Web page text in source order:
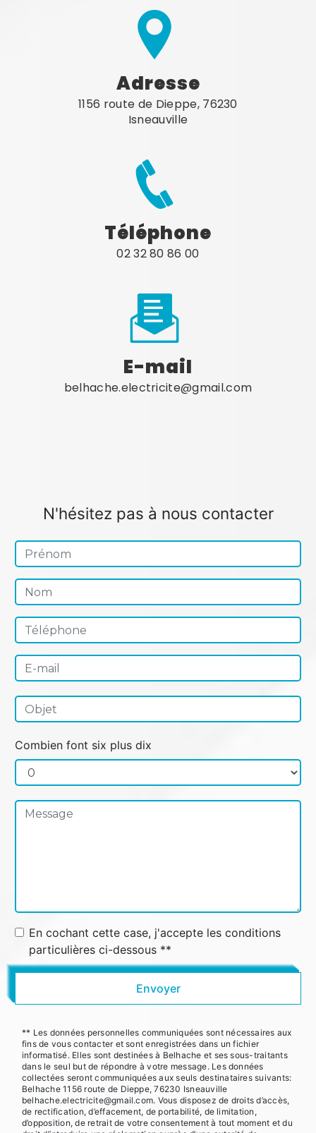
Adresse
1156 route de Dieppe, 76230
Isneauville
Téléphone
02 32 80 86 00
E-mail
belhache.electricite@gmail.com
N'hésitez pas à nous contacter
Combien font six plus dix
En cochant cette case, j'accepte les conditions
particulières ci-dessous **
Envoyer
** Les données personnelles communiquées sont nécessaires aux
fins de vous contacter et sont enregistrées dans un fichier
informatisé. Elles sont destinées à Belhache et ses sous-traitants
dans le seul but de répondre à votre message. Les données
collectées seront communiquées aux seuls destinataires suivants:
Belhache 1156 route de Dieppe, 76230 Isneauville
belhache.electricite@gmail.com. Vous disposez de droits d’accès,
de rectification, d’effacement, de portabilité, de limitation,
d’opposition, de retrait de votre consentement à tout moment et du